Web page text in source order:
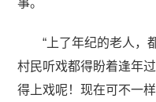
“上了年纪的老人，
村民听戏都得盼着逢年
得上戏呢！现在可不一